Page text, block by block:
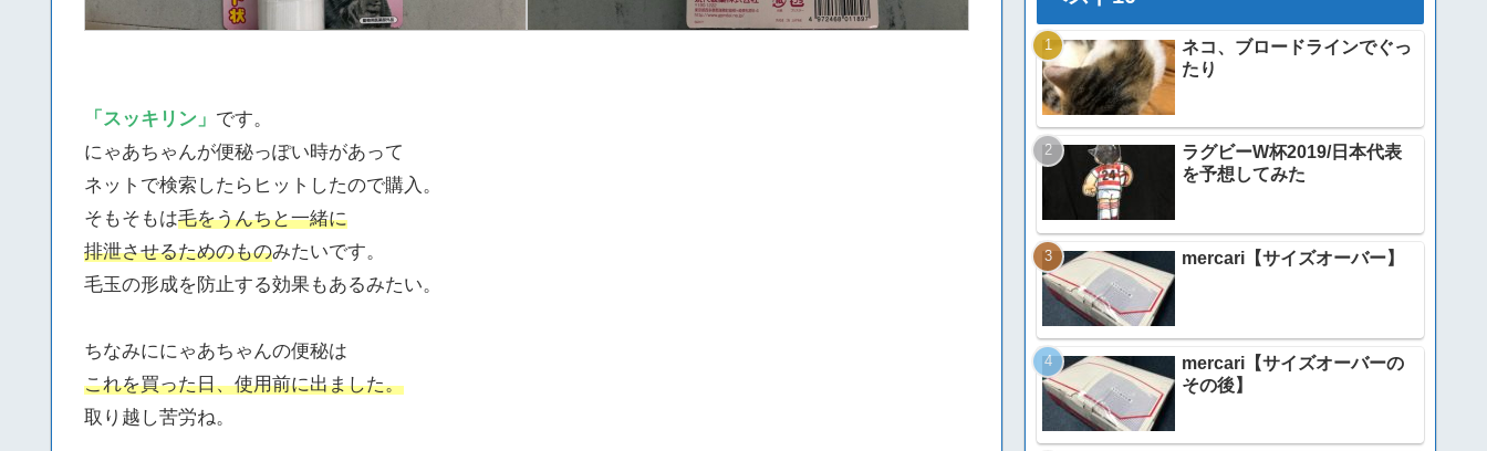
「スッキリン」 です。
にゃあちゃんが便秘っぽい時があって
ネットで検索したらヒットしたので購入。
そもそもは毛をうんちと一緒に
排泄させるためのものみたいです。
毛玉の形成を防止する効果もあるみたい。
ちなみににゃあちゃんの便秘は
これを買った日、使用前に出ました。
取り越し苦労ね。
ネコ、ブロードラインでぐっ
たり
ラグビーW杯2019/日本代表
を予想してみた
mercari【サイズオーバー】
mercari【サイズオーバーの
その後】